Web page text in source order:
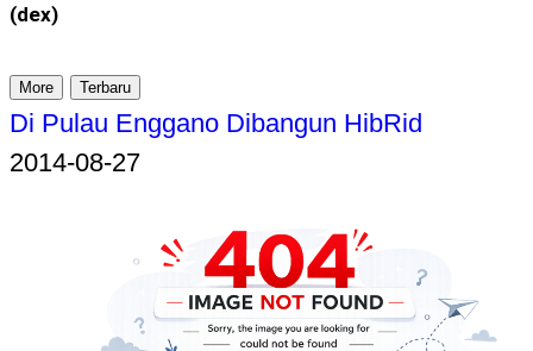
(dex)
More Terbaru
Di Pulau Enggano Dibangun HibRid
2014-08-27